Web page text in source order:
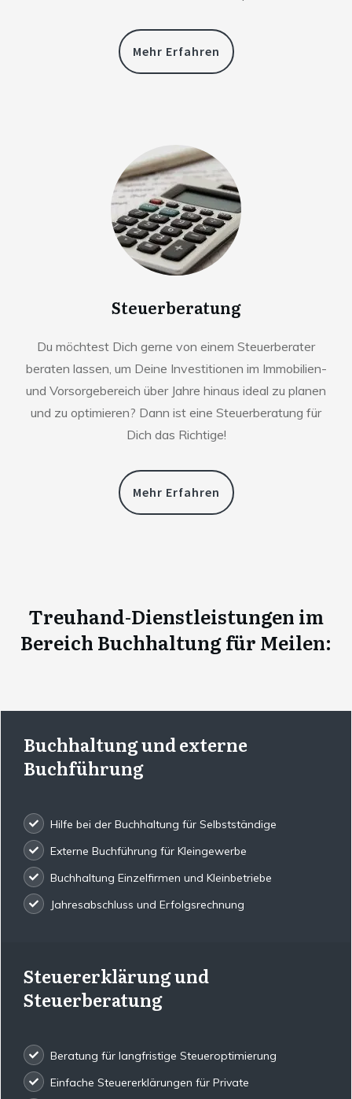
Mehr Erfahren
Steuerberatung
Du möchtest Dich gerne von einem Steuerberater
beraten lassen, um Deine Investitionen im Immobilien-
und Vorsorgebereich über Jahre hinaus ideal zu planen
und zu optimieren? Dann ist eine Steuerberatung für
Dich das Richtige!
Mehr Erfahren
Treuhand-Dienstleistungen im
Bereich Buchhaltung für Meilen:
Buchhaltung und externe
Buchführung
Hilfe bei der Buchhaltung für Selbstständige
Externe Buchführung für Kleingewerbe
Buchhaltung Einzelfirmen und Kleinbetriebe
Jahresabschluss und Erfolgsrechnung
Steuererklärung und
Steuerberatung
Beratung für langfristige Steueroptimierung
Einfache Steuererklärungen für Private